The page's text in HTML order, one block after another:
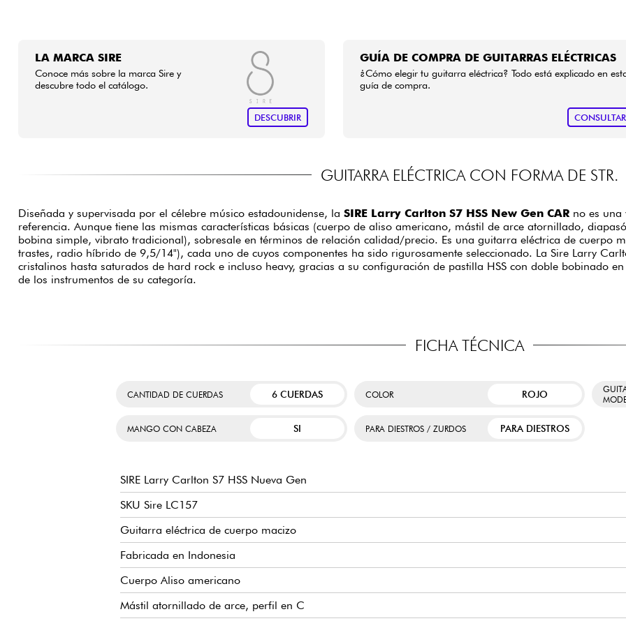
LA MARCA SIRE
Conoce más sobre la marca Sire y
descubre todo el catálogo.
DESCUBRIR
GUÍA DE COMPRA DE GUITARRAS ELÉCTRICAS
¿Cómo elegir tu guitarra eléctrica? Todo está explicado en
guía de compra.
CONSULTAR
GUITARRA ELÉCTRICA CON FORMA DE STR.
Diseñada y supervisada por el célebre músico estadounidense, la SIRE Larry Carlton S7 HSS New Gen CARno es una
referencia. Aunque tiene las mismas características básicas (cuerpo de aliso americano, mástil de arce atornillado,
bobina simple, vibrato tradicional), sobresale en términos de relación calidad/precio. Es una guitarra eléctrica de cuerpo
trastes, radio híbrido de 9,5/14"), cada uno de cuyos componentes ha sido rigurosamente seleccionado. La Sire Larry
cristalinos hasta saturados de hard rock e incluso heavy, gracias a su configuración de pastilla HSS con doble bobinado
de los instrumentos de su categoría.
FICHA TÉCNICA
CANTIDAD DE CUERDAS 6 CUERDAS COLOR ROJO
MANGO CON CABEZA SI PARA DIESTROS / ZURDOS PARA DIESTROS
SIRE Larry Carlton S7 HSS Nueva Gen
SKU Sire LC157
Guitarra eléctrica de cuerpo macizo
Fabricada en Indonesia
Cuerpo Aliso americano
Mástil atornillado de arce, perfil en C